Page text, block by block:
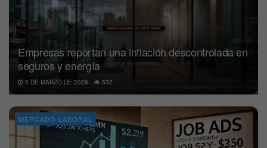
Empresas reportan una inflación descontrolada en
seguros y energía
9 DE MARZO DE 2026 632
MERCADO LABORAL